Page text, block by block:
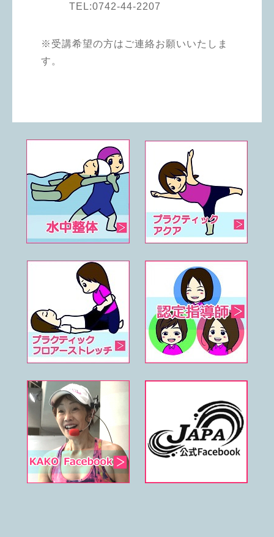
TEL:0742-44-2207
※ 受講希望の方はご連絡お願いいたしま
す。